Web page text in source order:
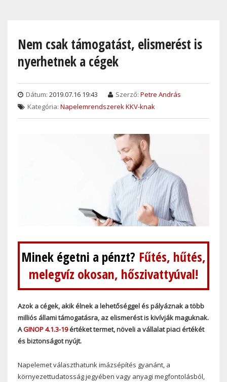
contentNem csak támogatást, elismerést is
nyerhetnek a cégek
Dátum: 2019.07.16 19:43 Szerző: Petre András
Kategória: Napelemrendszerek KKV-knak
Minek égetni a pénzt? Fűtés, hűtés,
melegvíz okosan, hőszivattyúval!
Azok a cégek, akik élnek a lehetőséggel és pályáznak a több
milliós állami támogatásra, az elismerést is kivívják maguknak.
AGINOP 4.1.3-19értéket termet, növeli a vállalat piaci értékét
és biztonságot nyújt.
Napelemet választhatunk imázsépítés gyanánt, a
környezettudatosság jegyében vagy anyagi megfontolásból,